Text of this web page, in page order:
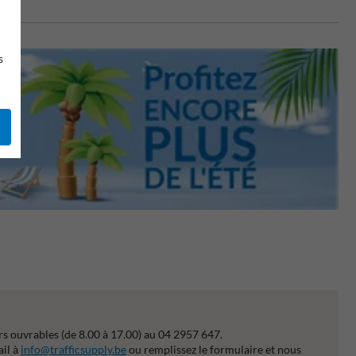
ouvrables (de 8.00 à 17.00) au 04 2957 647.
à info@trafficsupply.beou remplissez le formulaire et nous